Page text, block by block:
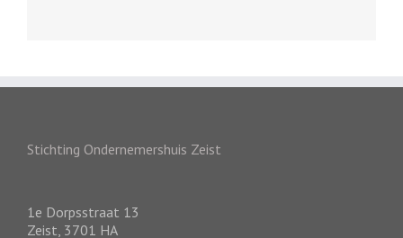
Stichting Ondernemershuis Zeist
1e Dorpsstraat 13
Zeist 3701 HA